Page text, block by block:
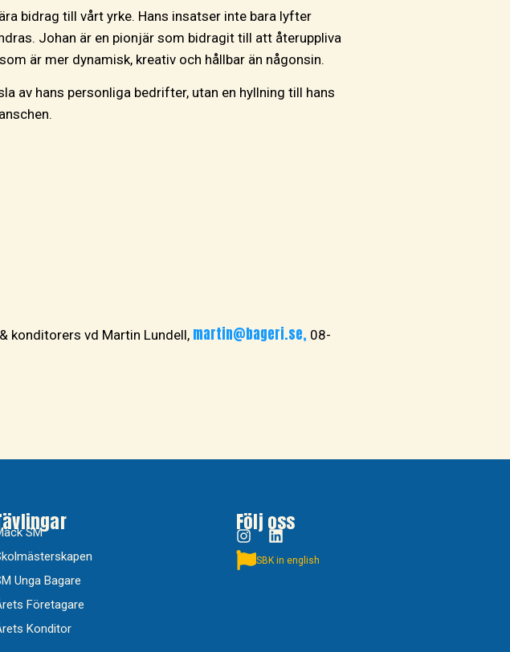
bidrag till vårt yrke. Hans insatser inte bara lyfter
Johan är en pionjär som bidragit till att återuppliva
är mer dynamisk, kreativ och hållbar än någonsin.
av hans personliga bedrifter, utan en hyllning till hans
konditorers vd Martin Lundell, martin@bageri.se, 08-
SM
Unga Bagare
Företagare
Konditor
Följ oss
SBK in english